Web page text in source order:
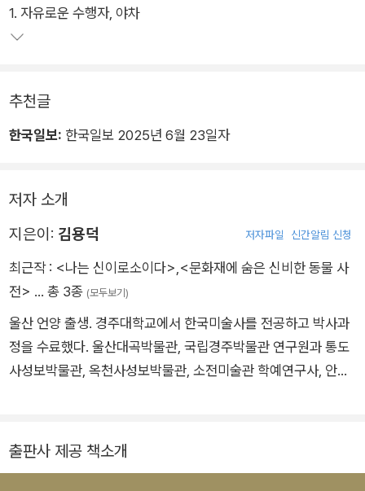
저자는 신적 존재의 의미를 단순히 나열하는 것을 넘어 각 존재가
어떤 시대적 배경 속에서 태어났고, 어떻게 인간의 마음과 믿음을
형상이 그제야 말을 걸기 시작하고, 그 말의 의미를 조금씩 이해
해가는 과정에서 독자는 전통과 미술, 신화가 더 이상 낯선 것이
1. 자유로운 수행자, 야차
추천글
한국일보: 한국일보 2025년 6월 23일자
저자 소개
지은이: 김용덕 저자파일 신간알림 신청
최근작 : <나는 신이로소이다> <문화재에 숨은 신비한 동물 사
전> … 총 3종 (모두보기)
울산 언양 출생. 경주대학교에서 한국미술사를 전공하고 박사과
정을 수료했다. 울산대곡박물관, 국립경주박물관 연구원과 통도
사성보박물관, 옥천사성보박물관, 소전미술관 학예연구사, 안면
고 있다. ‘미술은 곧 역사를 표방하는 매개체’를 모토로 삼아 일반
출판사 제공 책소개